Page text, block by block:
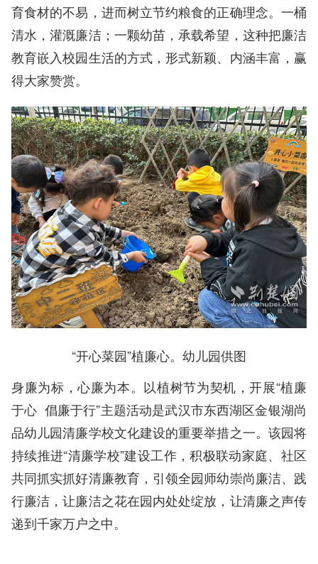
育食材的不易，进而树立节约粮食的正确理念。一桶
清水，灌溉廉洁；一颗幼苗，承载希望，这种把廉洁
教育嵌入校园生活的方式，形式新颖、内涵丰富，赢
得大家赞赏。
“开心菜园”植廉心。幼儿园供图
身廉为标，心廉为本。以植树节为契机，开展“植廉
于心 倡廉于行”主题活动是武汉市东西湖区金银湖尚
品幼儿园清廉学校文化建设的重要举措之一。该园将
持续推进“清廉学校”建设工作，积极联动家庭、社区
共同抓实抓好清廉教育，引领全园师幼崇尚廉洁、践
行廉洁，让廉洁之花在园内处处绽放，让清廉之声传
递到千家万户之中。